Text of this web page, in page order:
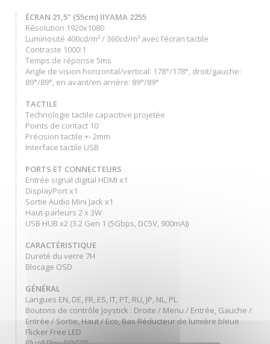
ÉCRAN 21,5’’ (55cm) IIYAMA 2255
Résolution 1920x1080
Luminosité 400cd/m² / 360cd/m² avec l’écran tactile
Contraste 1000:1
Temps de réponse 5ms
Angle de vision horizontal/vertical: 178°/178°, droit/gauche:
89°/89°, en avant/en arrière: 89°/89°
TACTILE
Technologie tactile capacitive projetée
Points de contact 10
Précision tactile +- 2mm
Interface tactile USB
PORTS ET CONNECTEURS
Entrée signal digital HDMI x1
DisplayPort x1
Sortie Audio Mini Jack x1
Haut-parleurs 2 x 3W
USB HUB x2 (3.2 Gen 1 (5Gbps, DC5V, 900mA))
CARACTÉRISTIQUE
Dureté du verre 7H
Blocage OSD
GÉNÉRAL
Langues EN, DE, FR, ES, IT, PT, RU, JP, NL, PL
Boutons de contrôle Joystick : Droite / Menu / Entrée, Gauche /
Entrée / Sortie, Haut / Eco, Bas Réducteur de lumière bleue
Flicker Free LED